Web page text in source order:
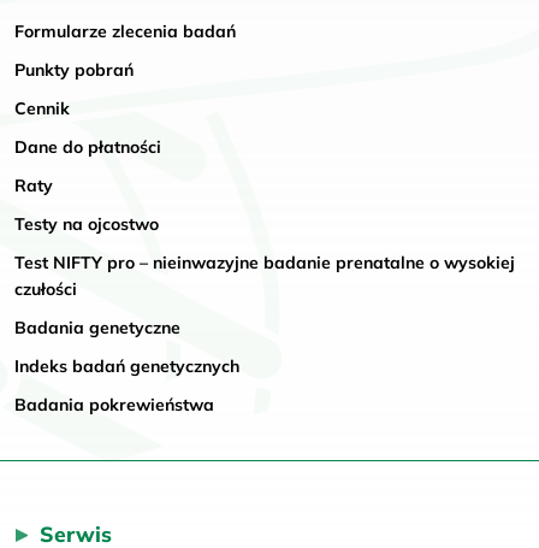
Formularze zlecenia badań
Punkty pobrań
Cennik
Dane do płatności
Raty
Testy na ojcostwo
Test NIFTY pro – nieinwazyjne badanie prenatalne o wysokiej
czułości
Badania genetyczne
Indeks badań genetycznych
Badania pokrewieństwa
Serwis